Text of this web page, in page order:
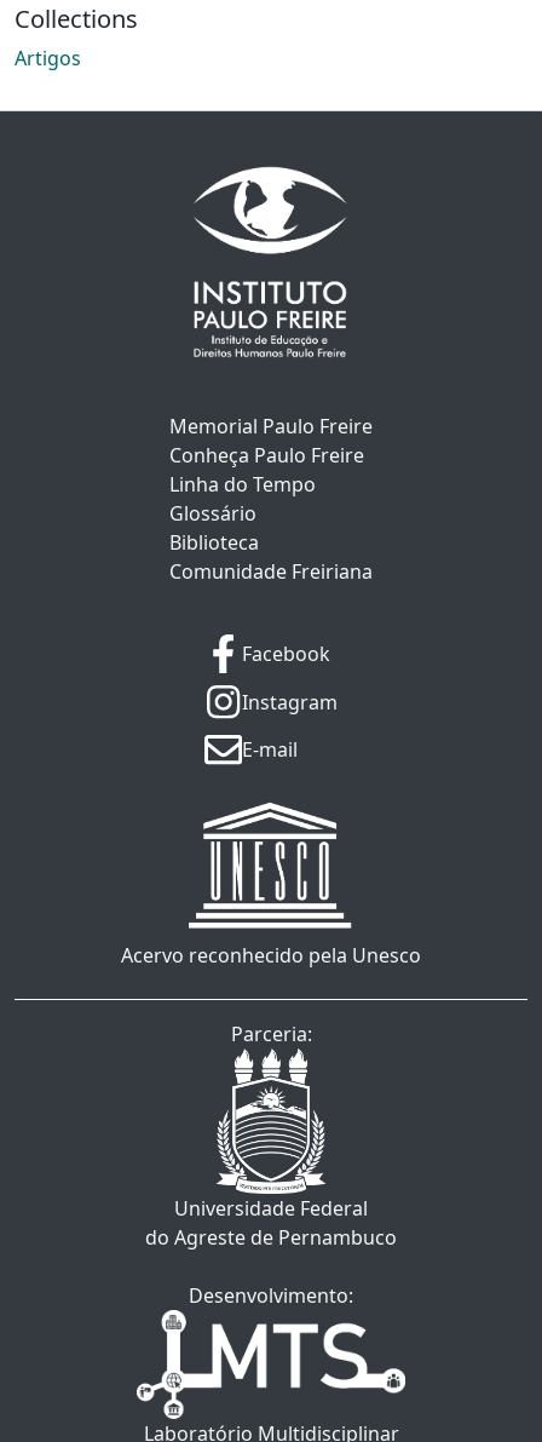
Collections
Artigos
Memorial Paulo Freire
Conheça Paulo Freire
Linha do Tempo
Glossário
Biblioteca
Comunidade Freiriana
Facebook
Instagram
E-mail
Acervo reconhecido pela Unesco
Parceria:
Universidade Federal
do Agreste de Pernambuco
Desenvolvimento:
Laboratório Multidisciplinar